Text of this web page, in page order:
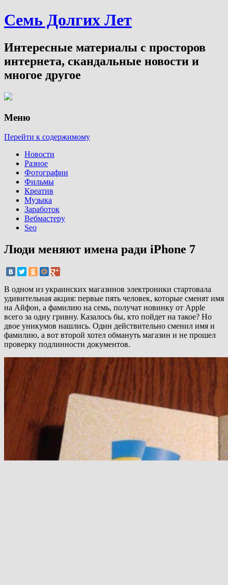
Семь Долгих Лет
Интересные материалы с просторов
интернета, скандальные новости и
многое другое
Меню
Перейти к содержимому
Новости
Разное
Фотографии
Фильмы
Креатив
Музыка
Заработок
Вебмастеру
Seo
Люди меняют имена ради iPhone 7
В одном из украинских магазинов электроники стартовала
удивительная акция: первые пять человек, которые сменят имя
на Айфон, а фамилию на семь, получат новинку от Apple
всего за одну гривну. Казалось бы, кто пойдет на такое? Но
двое уникумов нашлись. Один действительно сменил имя и
фамилию, а вот второй хотел обмануть магазин и не прошел
проверку подлинности документов.